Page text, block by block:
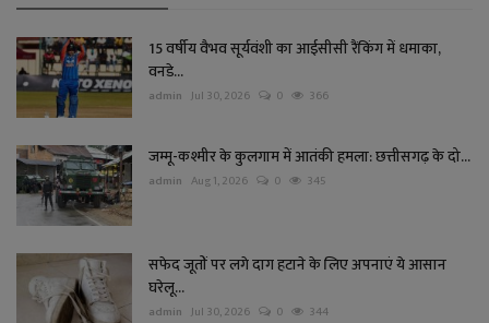
15 वर्षीय वैभव सूर्यवंशी का आईसीसी रैंकिंग में धमाका,
वनडे...
admin Jul 30, 2026 0 366
जम्मू-कश्मीर के कुलगाम में आतंकी हमला: छत्तीसगढ़ के दो...
admin Aug 1, 2026 0 345
सफेद जूतों पर लगे दाग हटाने के लिए अपनाएं ये आसान
घरेलू...
admin Jul 30, 2026 0 344